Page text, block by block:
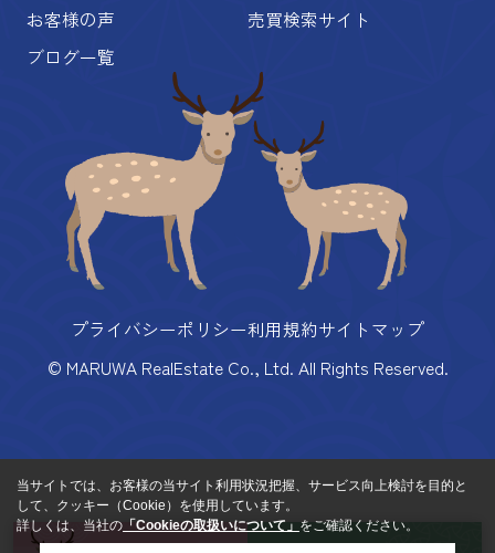
お客様の声
ブログ一覧
売買検索サイト
プライバシーポリシー利用規約サイトマップ
© MARUWA RealEstate Co., Ltd. All Rights Reserved.
当サイトでは、お客様の当サイト利用状況把握、サービス向上検討を目的と
して、クッキー（Cookie）を使用しています。
詳しくは、当社の 「Cookieの取扱いについて」 をご確認ください。